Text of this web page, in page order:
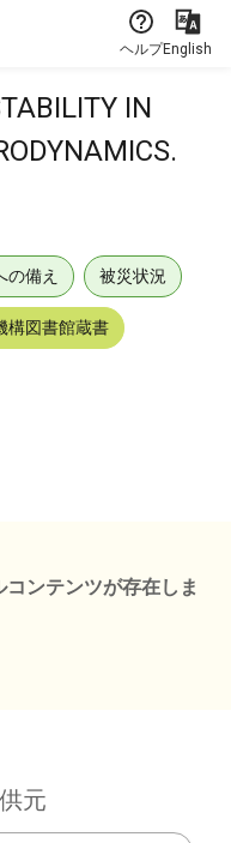
ヘルプEnglish
IN
の備え 被災状況
構図書館蔵書
ンテンツが存在しま
元